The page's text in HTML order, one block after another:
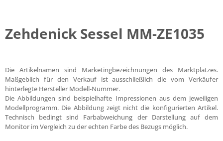
Zehdenick Sessel MM-ZE1035
Die Artikelnamen sind Marketingbezeichnungen des Marktplatzes.
Maßgeblich für den Verkauf ist ausschließlich die vom Verkäufer
hinterlegte Hersteller Modell-Nummer.
Die Abbildungen sind beispielhafte Impressionen aus dem jeweiligen
Modellprogramm. Die Abbildung zeigt nicht die konfigurierten Artikel.
Technisch bedingt sind Farbabweichung der Darstellung auf dem
Monitor im Vergleich zu der echten Farbe des Bezugs möglich.